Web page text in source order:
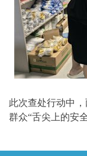
此次查处行动中
群众“舌尖上的安